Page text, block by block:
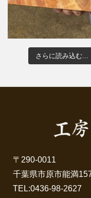
さらに読み込む...
〒290-0011
千葉県市原市能満
TEL:0436-98-2627